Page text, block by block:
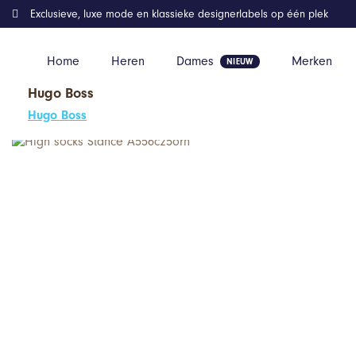
Home Heren Dames Merken
Exclusieve, luxe mode en klassieke designerlabels op één plek
Hugo Boss
Hugo Boss
Home Kleding